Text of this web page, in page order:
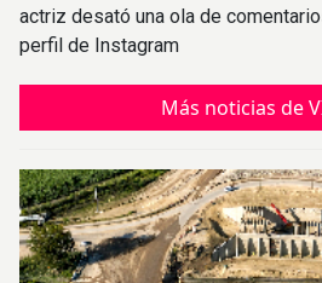
actriz desató una ola de
perfil de Instagram
Más noticias de